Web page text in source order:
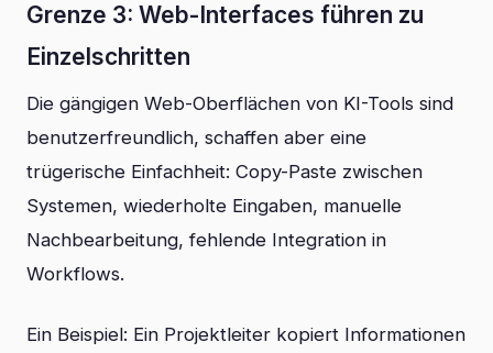
Grenze 3: Web-Interfaces führen zu
Einzelschritten
Die gängigen Web-Oberflächen von KI-Tools sind
benutzerfreundlich, schaffen aber eine
trügerische Einfachheit: Copy-Paste zwischen
Systemen, wiederholte Eingaben, manuelle
Nachbearbeitung, fehlende Integration in
Workflows.
Ein Beispiel: Ein Projektleiter kopiert Informationen